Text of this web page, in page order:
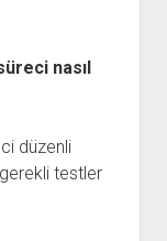
nasıl
düzenli
testler